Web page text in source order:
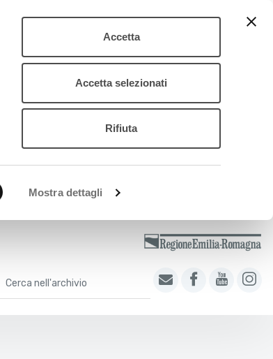
Mostra dettagli
Accetta
Accetta selezionati
Rifiuta
nell'archivio